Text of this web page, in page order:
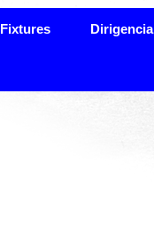
Fixtures Dirigencia